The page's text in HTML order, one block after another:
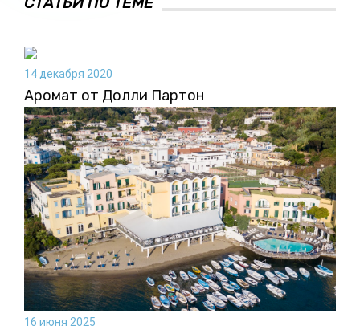
14 декабря 2020
Аромат от Долли Партон
16 июня 2025